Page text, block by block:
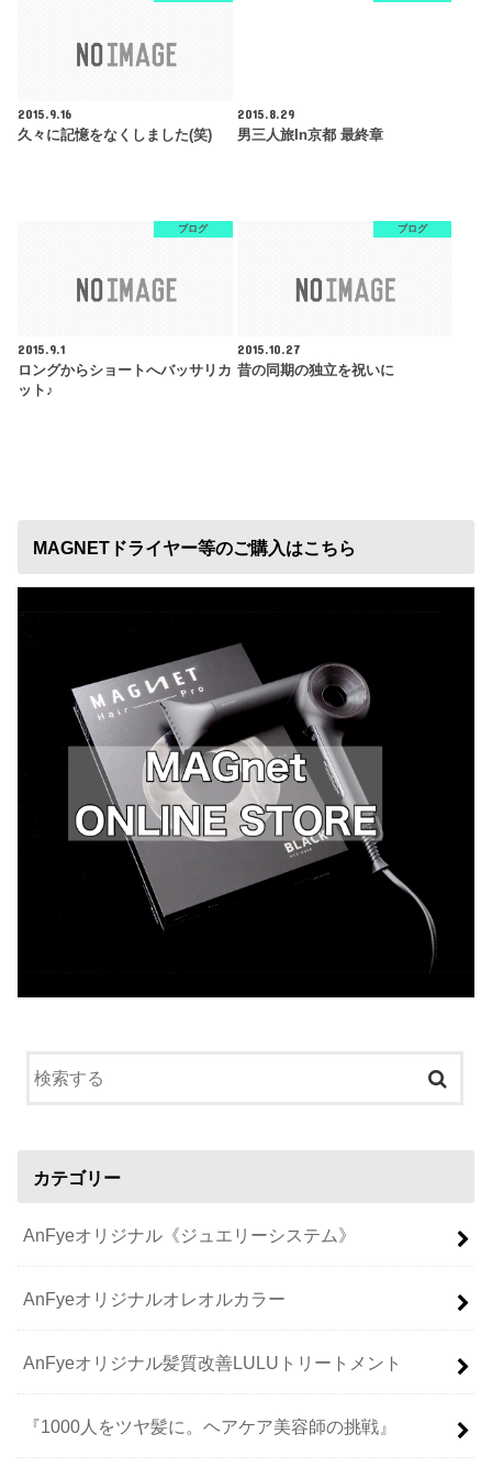
2015.9.16
久々に記憶をなくしました(笑)
2015.8.29
男三人旅in京都 最終章
ブログ
2015.9.1
ロングからショートへバッサリカ
ット♪
ブログ
2015.10.27
昔の同期の独立を祝いに
MAGNETドライヤー等のご購入はこちら
カテゴリー
AnFyeオリジナル《ジュエリーシステム》
AnFyeオリジナルオレオルカラー
AnFyeオリジナル髪質改善LULUトリートメント
『1000人をツヤ髪に。ヘアケア美容師の挑戦』